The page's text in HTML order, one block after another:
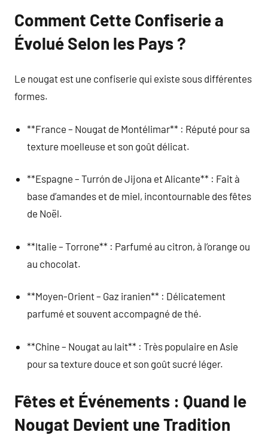
Comment Cette Confiserie a
Évolué Selon les Pays ?
Le nougat est une confiserie qui existe sous différentes
formes.
**France – Nougat de Montélimar** : Réputé pour sa
texture moelleuse et son goût délicat.
**Espagne – Turrón de Jijona et Alicante** : Fait à
base d’amandes et de miel, incontournable des fêtes
de Noël.
**Italie – Torrone** : Parfumé au citron, à l’orange ou
au chocolat.
**Moyen-Orient – Gaz iranien** : Délicatement
parfumé et souvent accompagné de thé.
**Chine – Nougat au lait** : Très populaire en Asie
pour sa texture douce et son goût sucré léger.
Fêtes et Événements : Quand le
Nougat Devient une Tradition